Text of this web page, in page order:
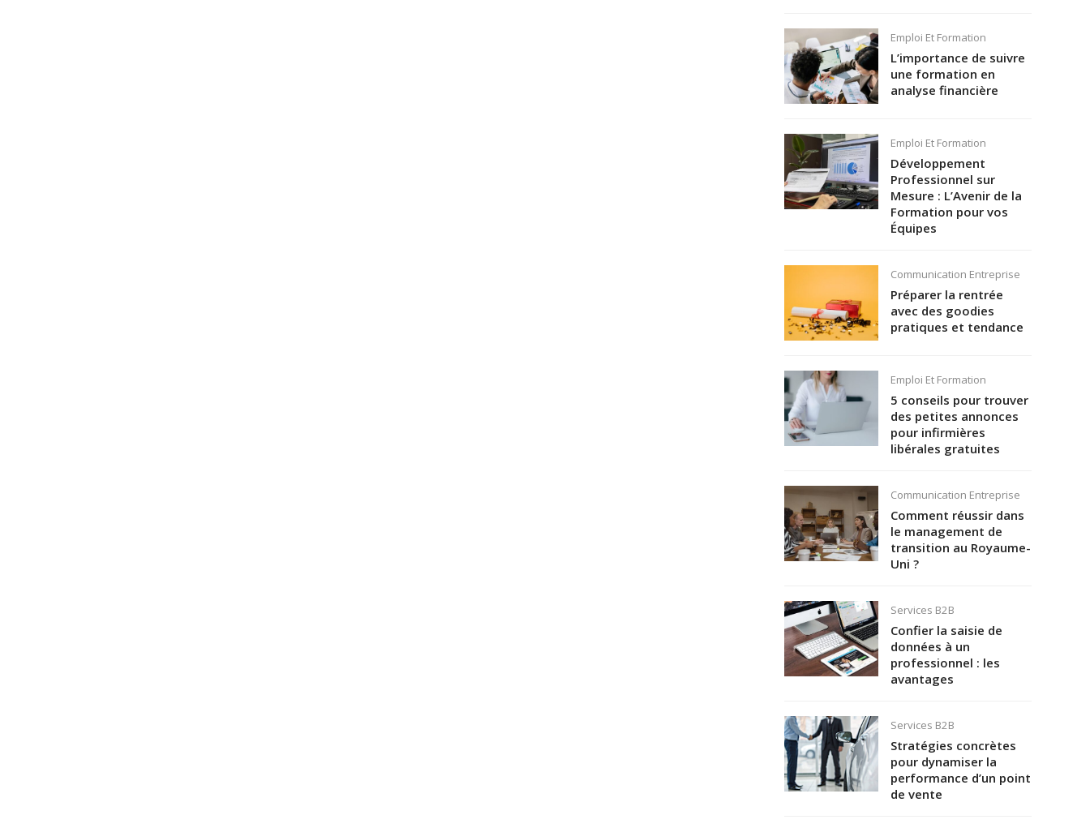
Emploi Et Formation
L’importance de suivre
une formation en
analyse financière
Emploi Et Formation
Développement
Professionnel sur
Mesure : L’Avenir de la
Formation pour vos
Équipes
Communication Entreprise
Préparer la rentrée
avec des goodies
pratiques et tendance
Emploi Et Formation
5 conseils pour trouver
des petites annonces
pour infirmières
libérales gratuites
Communication Entreprise
Comment réussir dans
le management de
transition au Royaume-
Uni ?
Services B2B
Confier la saisie de
données à un
professionnel : les
avantages
Services B2B
Stratégies concrètes
pour dynamiser la
performance d’un point
de vente